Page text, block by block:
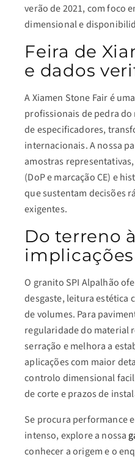
verão de 2021, com foco
dimensional e
Feira de
e dados
A Xiamen Stone Fair é
profissionais de pedra
de especificadores,
internacionais. A nossa
amostras
(DoP e marcação CE) e
que sustentam decisões
exigentes.
Do terreno
O granito SPI Alpalhão
desgaste, leitura estética
de volumes. Para
regularidade do material
serração e melhora a
aplicações com maior
controlo dimensional
de corte e prazos de
Se procura performance
intenso, explore a nossa
conhecer a origem e o